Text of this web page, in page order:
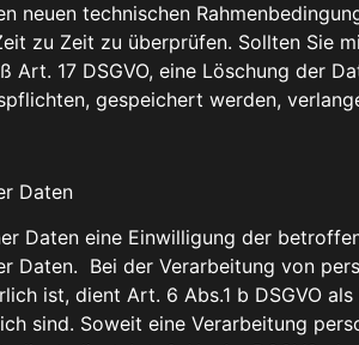
neuen technischen
zu Zeit zu überprüfen. Sollten Sie
17 DSGVO, eine Löschung der
gespeichert werden,
Daten
Daten eine Einwilligung der
Daten. Bei der Verarbeitung von
ist, dient Art. 6 Abs.1 b DSGVO
sind. Soweit eine Verarbeitung